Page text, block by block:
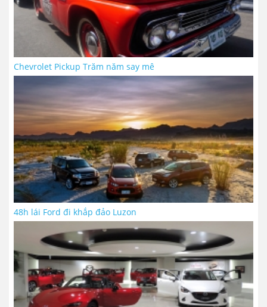
Chevrolet Pickup Trăm năm say mê
48h lái Ford đi khắp đảo Luzon